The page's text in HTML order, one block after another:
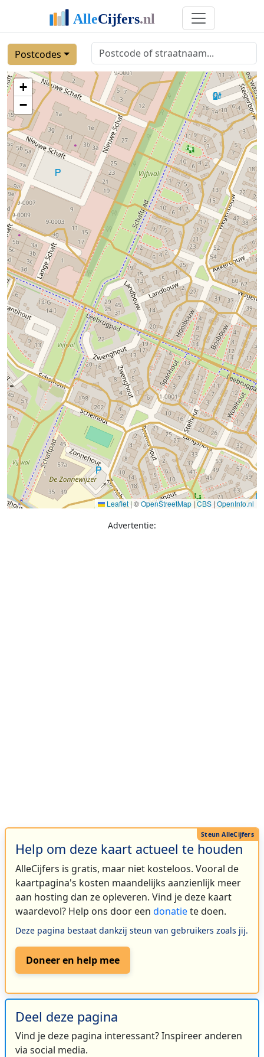
Postcodes
+
−
Leaflet | ©OpenStreetMap |CBS | OpenInfo.nl
Advertentie:
Help om deze kaart actueel te houden
AlleCijfers is gratis, maar niet kosteloos. Vooral de
kaartpagina's kosten maandelijks aanzienlijk meer
aan hosting dan ze opleveren. Vind je deze kaart
waardevol? Help ons door een donatiete doen.
Deze pagina bestaat dankzij steun van gebruikers zoals jij.
Doneer en help mee
Deel deze pagina
Vind je deze pagina interessant? Inspireer anderen
via social media.